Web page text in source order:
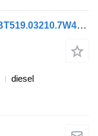
Moniteur Bustec carrefour (01.06-) BT519.03210.7W4E0A.BA pour Irisbus Arway, Crossway, Crealis, Magelys, Proway, Daily Tourys (2006-)
diesel